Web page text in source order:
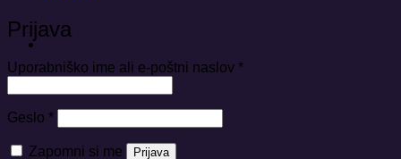
Prijava
Uporabniško ime ali e-poštni naslov *Zahtevano
Geslo *Zahtevano
Zapomni si me Prijava